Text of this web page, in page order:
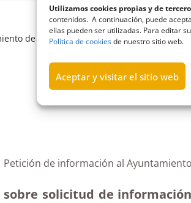
Utilizamos cookies propias y de
contenidos. A continuación, puede
ellas pueden ser utilizadas. Para editar
Política de cookiesde nuestro sitio web.
Aceptar y visitar el sitio web
de Santa Cruz de Tenerife,El Perenquén
Petición de información al
solicitud de